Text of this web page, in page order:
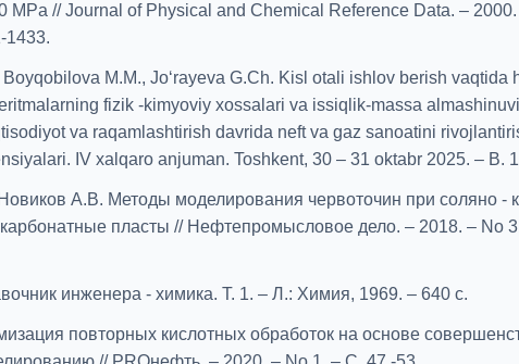
MPa // Journal of Physical and Chemical Reference Data. – 2000.
1433.
M.M., Jo‘rayeva G.Ch. Kisl otali ishlov berish vaqtida
eritmalarning fizik -kimyoviy xossalari va issiqlik-massa
va raqamlashtirish davrida neft va gaz sanoatini
IV xalqaro anjuman. Toshkent, 30 – 31 oktabr 2025. – B.
А.В. Методы моделирования червоточин при соляно -
карбонатные пласты // Нефтепромысловое дело. – 2018. – No
инженера - химика. Т. 1. – Л.: Химия, 1969. – 640 с.
повторных кислотных обработок на основе